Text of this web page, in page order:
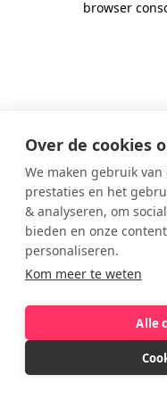
Over de cookies
We maken gebruik
prestaties en het
& analyseren, om
bieden en onze
personaliseren.
Kom meer te weten
Alle
browser